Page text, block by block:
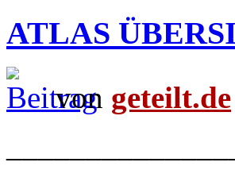
ATLAS
von geteilt.de